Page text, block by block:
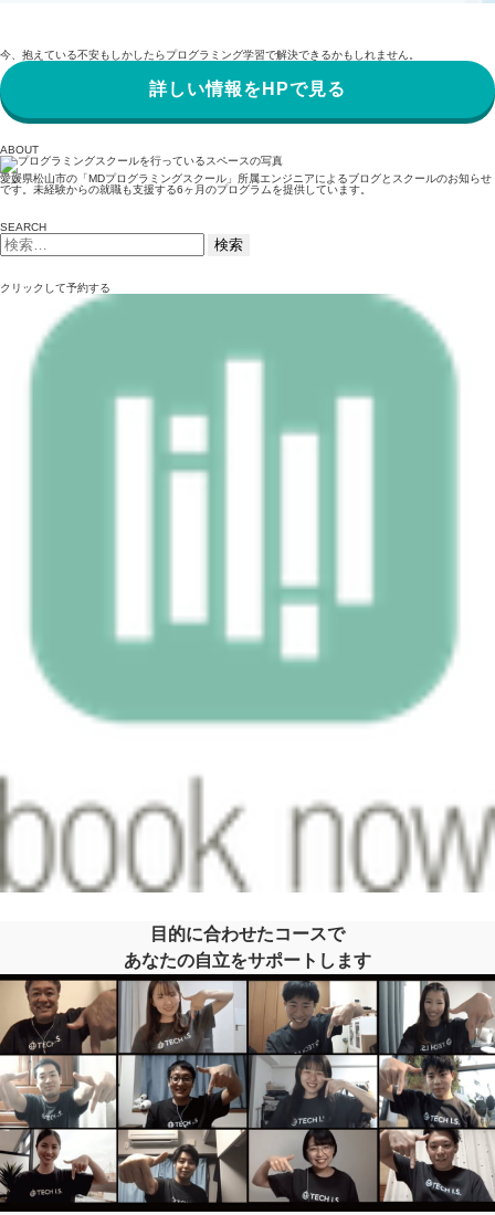
今、抱えている不安もしかしたらプログラミング学習で解決できるかもしれません。
詳しい情報をHPで見る
ABOUT
愛媛県松山市の「MDプログラミングスクール」所属エンジニアによるブログとスクールのお知らせ
です。未経験からの就職も支援する6ヶ月のプログラムを提供しています。
SEARCH
検
索:
クリックして予約する
目的に合わせたコースで
あなたの自立をサポートします